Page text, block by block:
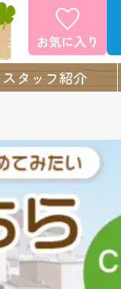
お気に入り
スタッフ紹介